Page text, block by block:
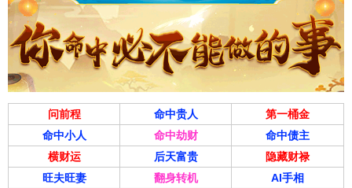
问前程 命中贵人
第一桶金
命中小人
命中劫财
命中债主
横财运
后天富贵
隐藏财禄
旺夫旺妻
翻身转机 AI手相